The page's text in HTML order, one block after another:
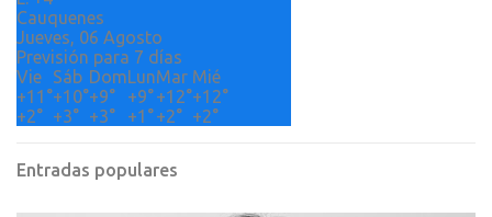
Cauquenes
Jueves, 06 Agosto
Previsión para 7 días
Vie
Sáb DomLunMar Mié
+11°+10°+9° +9°+12°+12°
+2° +3° +3° +1°+2° +2°
Entradas populares